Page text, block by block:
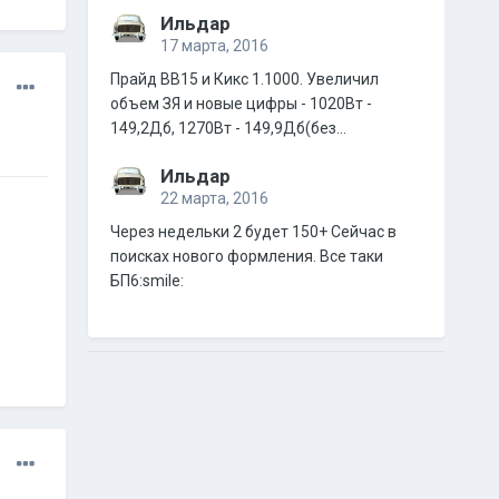
Ильдар
17 марта, 2016
Прайд ВВ15 и Кикс 1.1000. Увеличил
объем ЗЯ и новые цифры - 1020Вт -
149,2Дб, 1270Вт - 149,9Дб(без...
Ильдар
22 марта, 2016
Через недельки 2 будет 150+ Сейчас в
поисках нового формления. Все таки
БП6:smile: